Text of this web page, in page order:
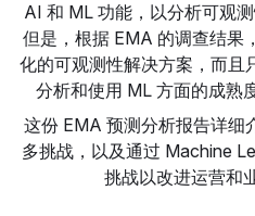
AI 和 ML 功能，以分析可观
但是，根据 EMA 的调查结果
化的可观测性解决方案，而
分析和使用 ML 方面的成熟
这份 EMA 预测分析报告详细
多挑战，以及通过 Machine
挑战以改进运营和